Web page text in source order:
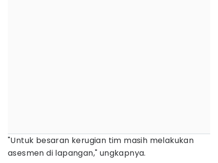
"Untuk besaran kerugian tim masih melakukan
asesmen di lapangan," ungkapnya.